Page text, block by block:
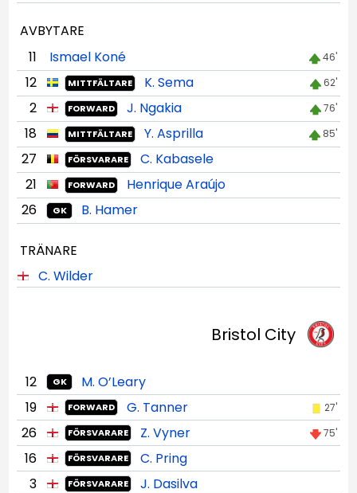
AVBYTARE
11
Ismael Koné 46'
12 MITTFÄLTARE K. Sema 62'
2 FORWARD J. Ngakia 76'
18 MITTFÄLTARE Y. Asprilla 85'
27 FÖRSVARARE
C. Kabasele
21
FORWARD
Henrique Araújo
26
GK B. Hamer
TRÄNARE
C. Wilder
Bristol City
12 GK
M. O’Leary
19
FORWARD G. Tanner 27'
26 FÖRSVARARE Z. Vyner 75'
16 FÖRSVARARE
C. Pring
3
FÖRSVARARE
J. Dasilva